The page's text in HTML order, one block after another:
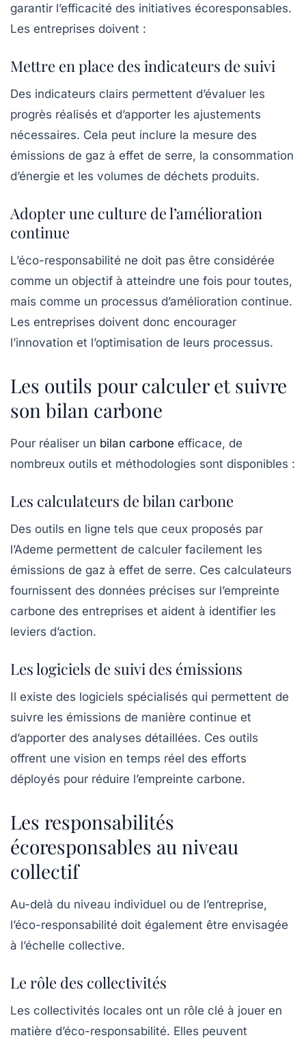
garantir l’efficacité des initiatives écoresponsables.
Les entreprises doivent :
Mettre en place des indicateurs de suivi
Des indicateurs clairs permettent d’évaluer les
progrès réalisés et d’apporter les ajustements
nécessaires. Cela peut inclure la mesure des
émissions de gaz à effet de serre, la consommation
d’énergie et les volumes de déchets produits.
Adopter une culture de l’amélioration
continue
L’éco-responsabilité ne doit pas être considérée
comme un objectif à atteindre une fois pour toutes,
mais comme un processus d’amélioration continue.
Les entreprises doivent donc encourager
l’innovation et l’optimisation de leurs processus.
Les outils pour calculer et suivre
son bilan carbone
Pour réaliser un bilan carbone efficace, de
nombreux outils et méthodologies sont disponibles :
Les calculateurs de bilan carbone
Des outils en ligne tels que ceux proposés par
l’Ademe permettent de calculer facilement les
émissions de gaz à effet de serre. Ces calculateurs
fournissent des données précises sur l’empreinte
carbone des entreprises et aident à identifier les
leviers d’action.
Les logiciels de suivi des émissions
Il existe des logiciels spécialisés qui permettent de
suivre les émissions de manière continue et
d’apporter des analyses détaillées. Ces outils
offrent une vision en temps réel des efforts
déployés pour réduire l’empreinte carbone.
Les responsabilités
écoresponsables au niveau
collectif
Au-delà du niveau individuel ou de l’entreprise,
l’éco-responsabilité doit également être envisagée
à l’échelle collective.
Le rôle des collectivités
Les collectivités locales ont un rôle clé à jouer en
matière d’éco-responsabilité. Elles peuvent